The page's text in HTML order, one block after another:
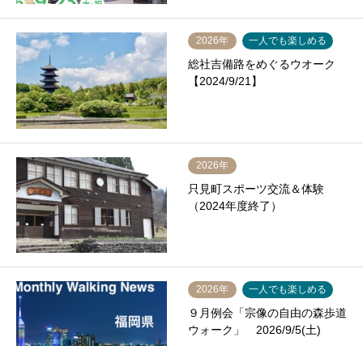
2026年 一人でも楽しめる
総社吉備路をめぐるウオーク
【2024/9/21】
2026年
只見町スポーツ交流＆体験
（2024年度終了）
2026年 一人でも楽しめる
９月例会「宗像の自由の森歩道
ウォーク」 2026/9/5(土)